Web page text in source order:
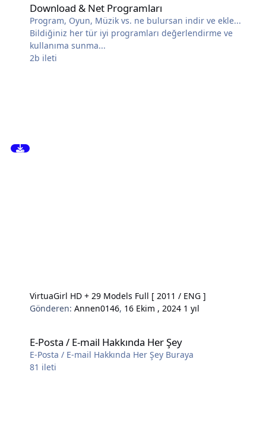
Download & Net Programları
Program, Oyun, Müzik vs. ne bulursan indir ve ekle...
Bildiğiniz her tür iyi programları değerlendirme ve
kullanıma sunma...
2b ileti
VirtuaGirl HD + 29 Models Full [ 2011 / ENG ]
Gönderen:Annen0146, 16 Ekim , 2024 1 yıl
E-Posta / E-mail Hakkında Her Şey
E-Posta / E-mail Hakkında Her Şey Buraya
81 ileti